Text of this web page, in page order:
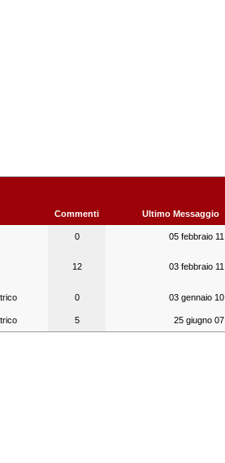
Commenti Ultimo Messaggio
0 05 febbraio 11
12 03 febbraio 11
0 03 gennaio 10
5 25 giugno 07